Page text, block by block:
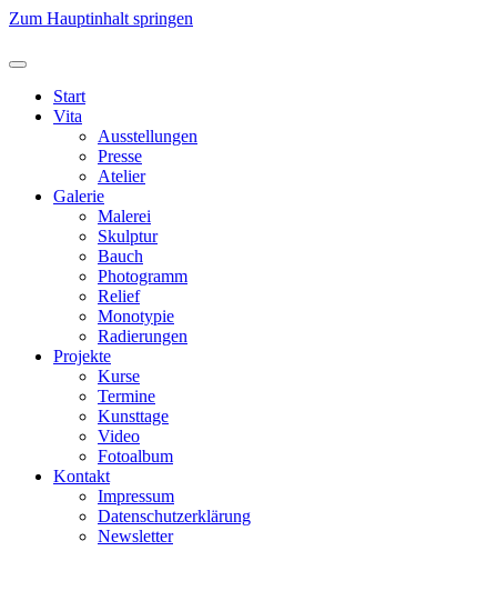
Zum Hauptinhalt springen
Start
Vita
Ausstellungen
Presse
Atelier
Galerie
Malerei
Skulptur
Bauch
Photogramm
Relief
Monotypie
Radierungen
Projekte
Kurse
Termine
Kunsttage
Video
Fotoalbum
Kontakt
Impressum
Datenschutzerklärung
Newsletter